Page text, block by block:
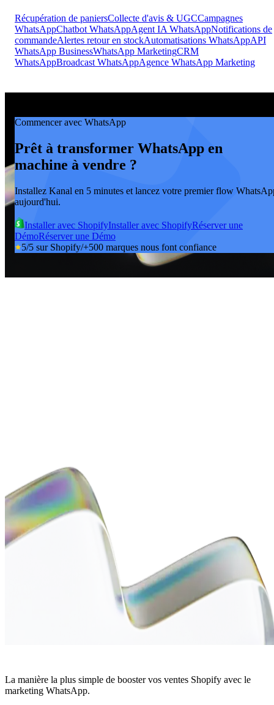
Récupération de paniersCollecte d'avis & UGCCampagnes
WhatsAppChatbot WhatsAppAgent IA WhatsAppNotifications de
commandeAlertes retour en stockAutomatisations WhatsAppAPI
WhatsApp BusinessWhatsApp MarketingCRM
WhatsAppBroadcast WhatsAppAgence WhatsApp Marketing
Commencer avec WhatsApp
Prêt à transformer WhatsApp en
machine à vendre ?
Installez Kanal en 5 minutes et lancez votre premier flow
aujourd'hui.
Installer avec ShopifyInstaller avec ShopifyRéserver une
DémoRéserver une Démo
5/5 sur Shopify/+500 marques nous font confiance
La manière la plus simple de booster vos ventes Shopify avec le
marketing WhatsApp.